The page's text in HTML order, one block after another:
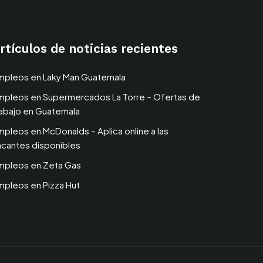
de noticias recientes
en Laky Man Guatemala
en Supermercados La Torre – Ofertas de
en Guatemala
en McDonalds – Aplica online a las
disponibles
en Zeta Gas
en Pizza Hut